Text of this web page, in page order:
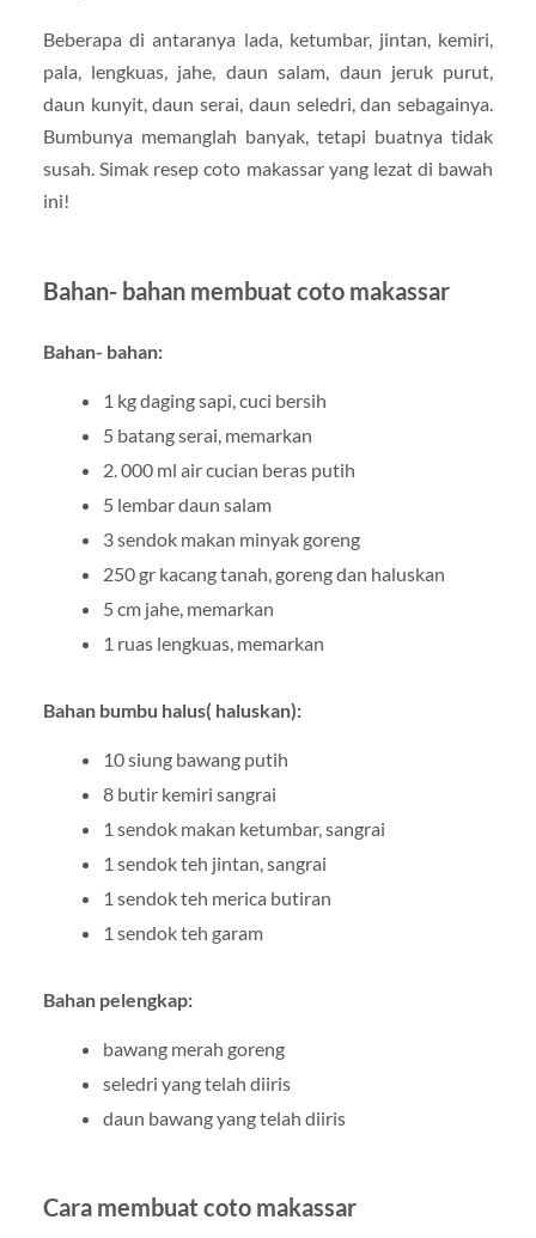
Beberapa di antaranya lada, ketumbar, jintan, kemiri,
pala, lengkuas, jahe, daun salam, daun jeruk purut,
daun kunyit, daun serai, daun seledri, dan sebagainya.
Bumbunya memanglah banyak, tetapi buatnya tidak
susah. Simak resep coto makassar yang lezat di bawah
ini!
Bahan- bahan membuat coto makassar
Bahan- bahan:
1 kg daging sapi, cuci bersih
5 batang serai, memarkan
2. 000 ml air cucian beras putih
5 lembar daun salam
3 sendok makan minyak goreng
250 gr kacang tanah, goreng dan haluskan
5 cm jahe, memarkan
1 ruas lengkuas, memarkan
Bahan bumbu halus( haluskan):
10 siung bawang putih
8 butir kemiri sangrai
1 sendok makan ketumbar, sangrai
1 sendok teh jintan, sangrai
1 sendok teh merica butiran
1 sendok teh garam
Bahan pelengkap:
bawang merah goreng
seledri yang telah diiris
daun bawang yang telah diiris
Cara membuat coto makassar